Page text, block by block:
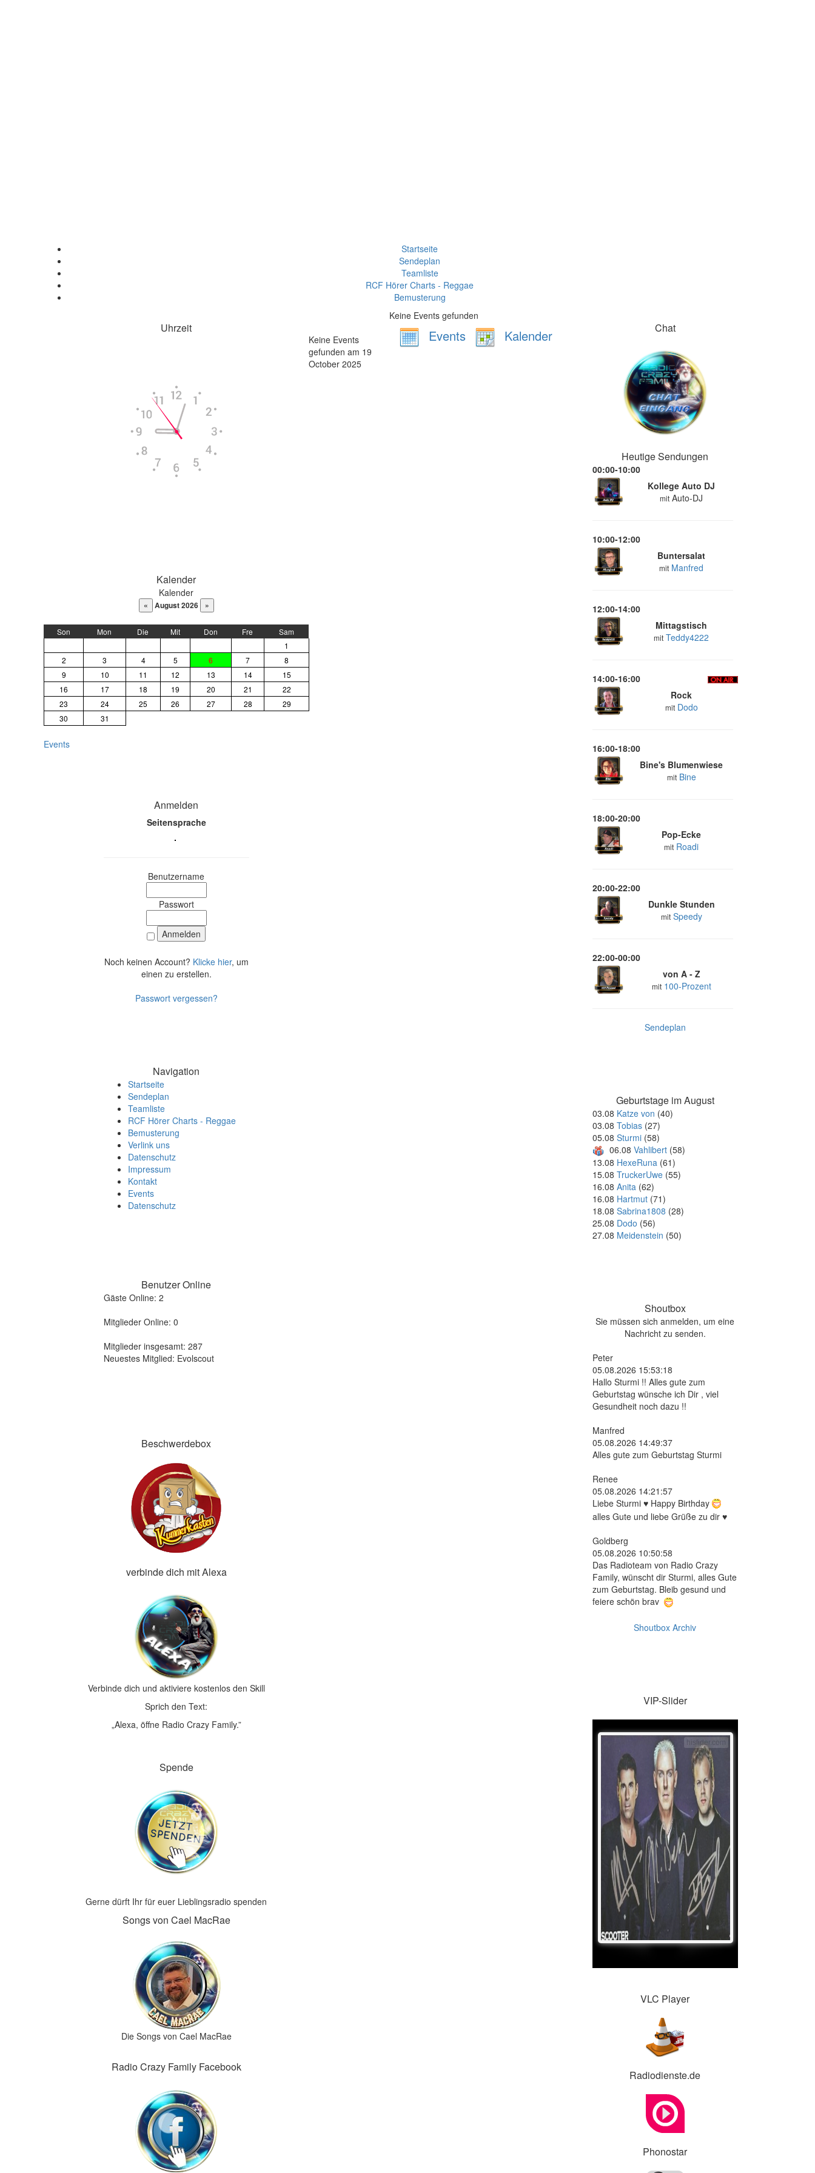
Startseite
Sendeplan
Teamliste
RCF Hörer Charts - Reggae
Bemusterung
Uhrzeit
Kalender
Kalender
August 2026
Son Mon Die Mit Don Fre
Sam
1
2
3 4 5 6 7
8
9
10 11 12 13 14
15
16
17 18 19 20 21
22
23
24 25 26 27 28
29
30
31
Events
Anmelden
Seitensprache
Benutzername
Passwort
Noch keinen Account? Klicke hier, um
einen zu erstellen.
Passwort vergessen?
Navigation
Startseite
Sendeplan
Teamliste
RCF Hörer Charts - Reggae
Bemusterung
Verlink uns
Datenschutz
Impressum
Kontakt
Events
Datenschutz
Benutzer Online
Gäste Online: 2
Mitglieder Online: 0
Mitglieder insgesamt: 287
Neuestes Mitglied: Evolscout
Beschwerdebox
verbinde dich mit Alexa
Verbinde dich und aktiviere kostenlos den Skill
Sprich den Text:
„Alexa, öffne Radio Crazy Family.”
Spende
Gerne dürft Ihr für euer Lieblingsradio spenden
Songs von Cael MacRae
Die Songs von Cael MacRae
Radio Crazy Family Facebook
Keine Events gefunden
Events Kalender
Keine Events
gefunden am 19
October 2025
Chat
Heutige Sendungen
00:00-10:00
Kollege Auto DJ
mit Auto-DJ
10:00-12:00
Buntersalat
mit Manfred
12:00-14:00
Mittagstisch
mit Teddy4222
14:00-16:00
Rock
mit Dodo
16:00-18:00
Bine's Blumenwiese
mit Bine
18:00-20:00
Pop-Ecke
mit Roadi
20:00-22:00
Dunkle Stunden
mit Speedy
22:00-00:00
von A - Z
mit 100-Prozent
Sendeplan
Geburtstage im August
03.08 Katze von (40)
03.08 Tobias(27)
05.08 Sturmi(58)
06.08 Vahlibert(58)
13.08 HexeRuna (61)
15.08 TruckerUwe(55)
16.08 Anita (62)
16.08 Hartmut(71)
18.08 Sabrina1808 (28)
25.08 Dodo (56)
27.08 Meidenstein (50)
Shoutbox
Sie müssen sich anmelden, um eine
Nachricht zu senden.
Peter
05.08.2026 15:53:18
Hallo Sturmi !! Alles gute zum
Geburtstag wünsche ich Dir , viel
Gesundheit noch dazu !!
Manfred
05.08.2026 14:49:37
Alles gute zum Geburtstag Sturmi
Renee
05.08.2026 14:21:57
Liebe Sturmi ♥ Happy Birthday
alles Gute und liebe Grüße zu dir ♥
Goldberg
05.08.2026 10:50:58
Das Radioteam von Radio Crazy
Family, wünscht dir Sturmi, alles Gute
zum Geburtstag. Bleib gesund und
feiere schön brav
Shoutbox Archiv
VIP-Slider
VLC Player
Radiodienste.de
Phonostar